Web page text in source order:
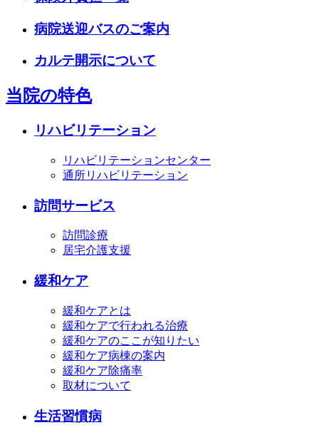
病院送迎バスのご案内
カルテ開示について
当院の特色
リハビリテーション
リハビリテーションセンター
通所リハビリテーション
訪問サービス
訪問診療
居宅介護支援
緩和ケア
緩和ケアとは
緩和ケアで行われる治療
緩和ケアのここが知りたい
緩和ケア病棟の案内
緩和ケア除痛率
取材について
生活習慣病